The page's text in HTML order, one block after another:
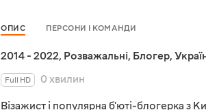
ОПИС ПЕРСОНИ І КОМАНДИ
2014 - 2022, Розважальні, Блогер,
Full HD
0 хвилин
Візажист і популярна б'юті-блогерка з